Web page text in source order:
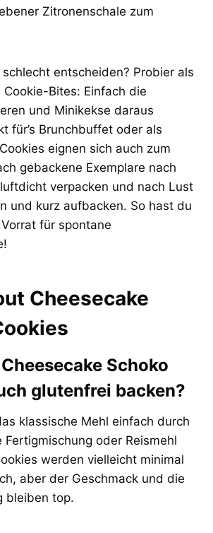
Zitronenschale zum
entscheiden? Probier als
Bites: Einfach die
und Minikekse daraus
für’s Brunchbuffet oder als
eignen sich auch zum
gebackene Exemplare nach
verpacken und nach Lust
und kurz aufbacken. So hast du
für spontane
Cheesecake
Schoko
glutenfrei backen?
klassische Mehl einfach durch
oder Reismehl
werden vielleicht minimal
aber der Geschmack und die
bleiben top.